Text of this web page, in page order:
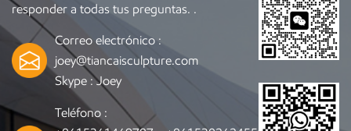
responder a todas tus preguntas. .
Correo electrónico :
joey@tiancaisculpture.com
Skype :Joey
Teléfono :